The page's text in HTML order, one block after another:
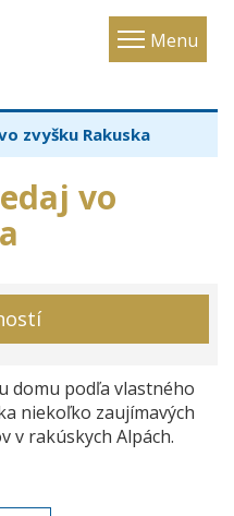
Menu
Toggle
zvyšku Rakuska
vo
domu podľa vlastného
niekoľko zaujímavých
v rakúskych Alpách.